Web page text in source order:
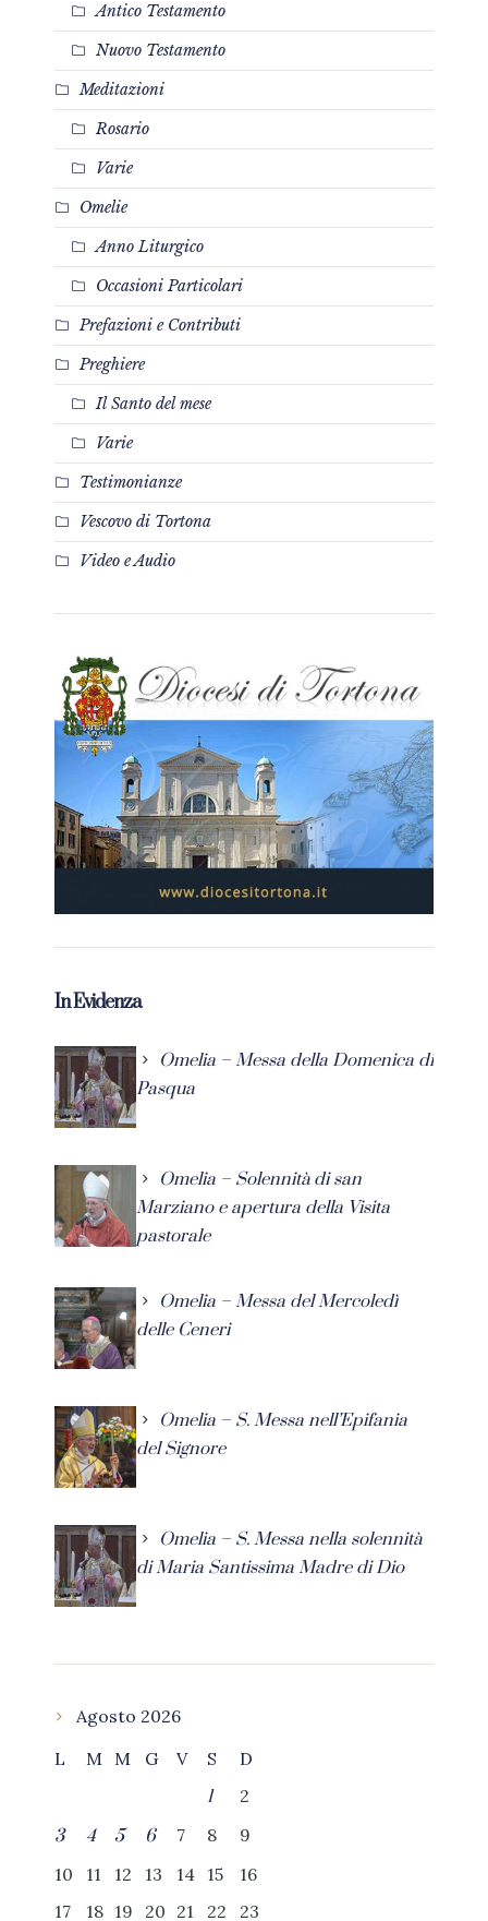
Antico Testamento
Nuovo Testamento
Meditazioni
Rosario
Varie
Omelie
Anno Liturgico
Occasioni Particolari
Prefazioni e Contributi
Preghiere
Il Santo del mese
Varie
Testimonianze
Vescovo di Tortona
Video e Audio
In Evidenza
Omelia – Messa della Domenica di
Pasqua
Omelia – Solennità di san
Marziano e apertura della Visita
pastorale
Omelia – Messa del Mercoledì
delle Ceneri
Omelia – S. Messa nell’Epifania
del Signore
Omelia – S. Messa nella solennità
di Maria Santissima Madre di Dio
Agosto 2026
L
M M G V S
D
1
2
3
4 5 6 7 8
9
10
11 12 13 14 15
16
17
18 19 20 21 22 23